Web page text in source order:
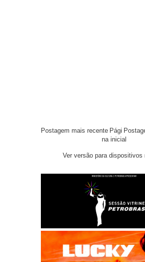
Postagem mais recente Pági
na inicial
Ver versão para dispositivos